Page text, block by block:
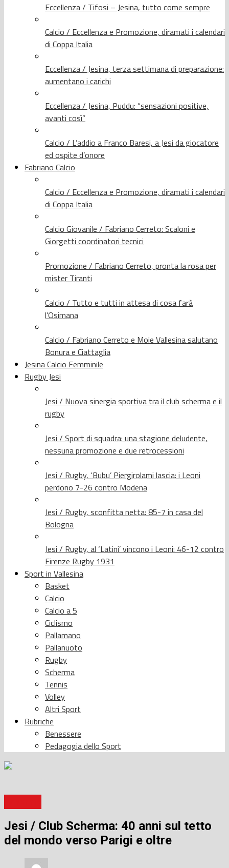
Eccellenza / Tifosi – Jesina, tutto come sempre
Calcio / Eccellenza e Promozione, diramati i calendari
di Coppa Italia
Eccellenza / Jesina, terza settimana di preparazione:
aumentano i carichi
Eccellenza / Jesina, Puddu: “sensazioni positive,
avanti così”
Calcio / L’addio a Franco Baresi, a Jesi da giocatore
ed ospite d’onore
Fabriano Calcio
Calcio / Eccellenza e Promozione, diramati i calendari
di Coppa Italia
Calcio Giovanile / Fabriano Cerreto: Scaloni e
Giorgetti coordinatori tecnici
Promozione / Fabriano Cerreto, pronta la rosa per
mister Tiranti
Calcio / Tutto e tutti in attesa di cosa farà
l’Osimana
Calcio / Fabriano Cerreto e Moie Vallesina salutano
Bonura e Ciattaglia
Jesina Calcio Femminile
Rugby Jesi
Jesi / Nuova sinergia sportiva tra il club scherma e il
rugby
Jesi / Sport di squadra: una stagione deludente,
nessuna promozione e due retrocessioni
Jesi / Rugby, ‘Bubu’ Piergirolami lascia: i Leoni
perdono 7-26 contro Modena
Jesi / Rugby, sconfitta netta: 85-7 in casa del
Bologna
Jesi / Rugby, al ‘Latini’ vincono i Leoni: 46-12 contro
Firenze Rugby 1931
Sport in Vallesina
Basket
Calcio
Calcio a 5
Ciclismo
Pallamano
Pallanuoto
Rugby
Scherma
Tennis
Volley
Altri Sport
Rubriche
Benessere
Pedagogia dello Sport
Jesi / Club Scherma: 40 anni sul tetto
del mondo verso Parigi e oltre